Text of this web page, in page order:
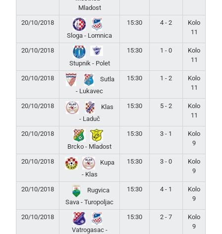
Mladost
20/10/2018
Sloga - Lomnica
15:30 4 - 2
Kolo
11
20/10/2018
Stupnik - Polet
15:30 1 - 0
Kolo
11
20/10/2018
Sutla
- Lukavec
15:30 1 - 2
Kolo
11
20/10/2018
Klas
- Laduč
15:30 5 - 2
Kolo
11
20/10/2018
Brcko - Mladost
15:30 3 - 1
Kolo
9
20/10/2018
Kupa
- Klas
15:30 3 - 0
Kolo
9
20/10/2018
Rugvica
Sava - Turopoljac
15:30 4 - 1
Kolo
9
20/10/2018
Vatrogasac -
15:30 2 - 7
Kolo
9